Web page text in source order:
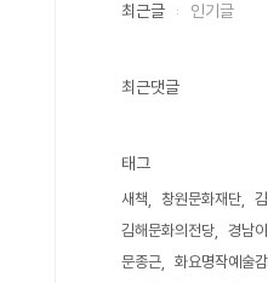
최근글 인기글
최근댓글
태그
새책 창원문화재단
김해문화의전당
경남
문종근
화요명작예술